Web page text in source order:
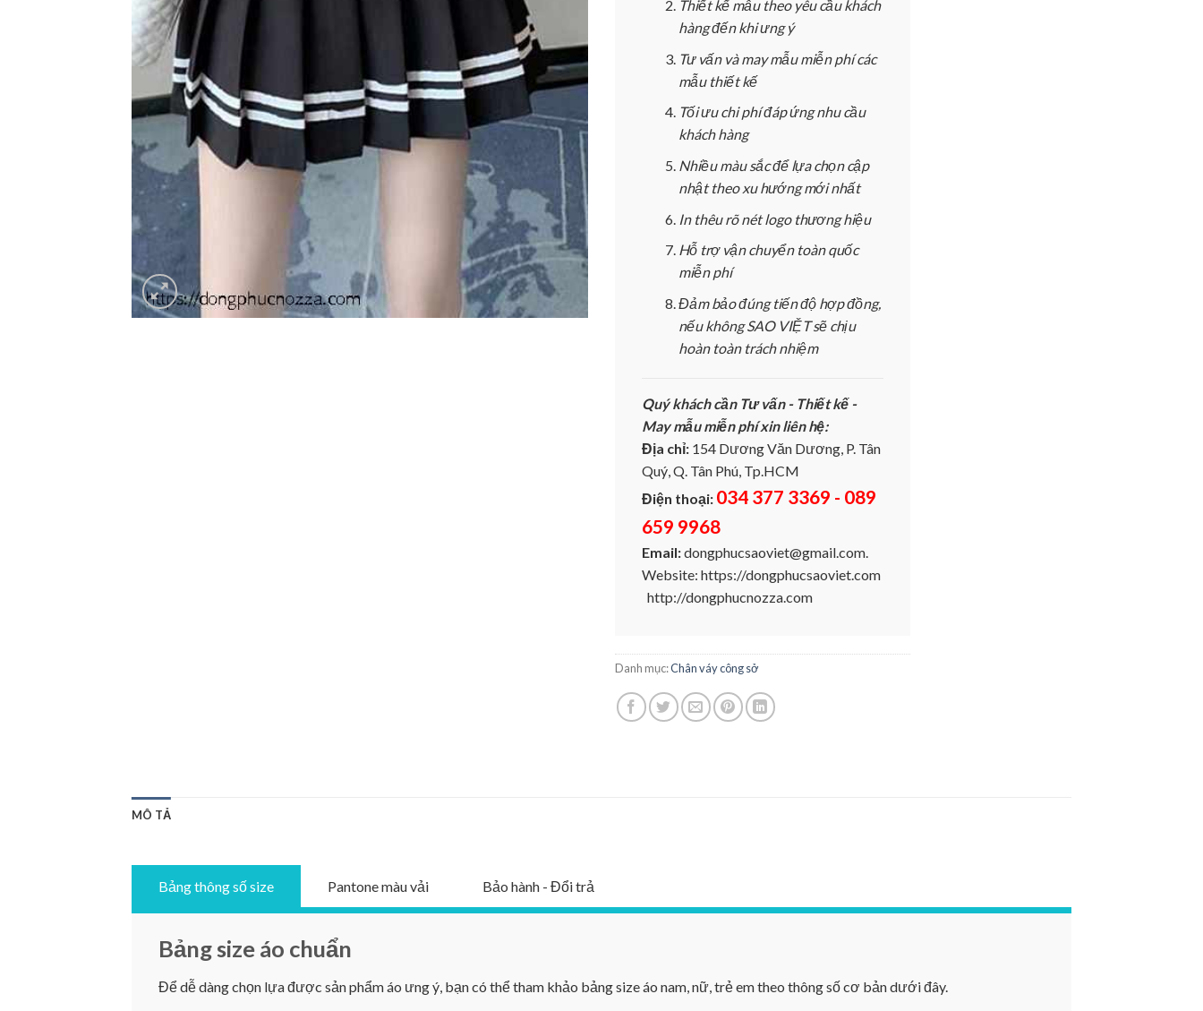
Thiết kế mẫu theo yêu cầu khách
hàng đến khi ưng ý
Tư vấn và may mẫu miễn phí các
mẫu thiết kế
Tối ưu chi phí đáp ứng nhu cầu
khách hàng
Nhiều màu sắc để lựa chọn cập
nhật theo xu hướng mới nhất
In thêu rõ nét logo thương hiệu
Hỗ trợ vận chuyển toàn quốc
miễn phí
Đảm bảo đúng tiến độ hợp đồng,
nếu không SAO VIỆT sẽ chịu
hoàn toàn trách nhiệm
Quý khách cần Tư vấn - Thiết kế -
May mẫu miễn phí xin liên hệ:
Địa chỉ: 154 Dương Văn Dương, P. Tân
Quý, Q. Tân Phú, Tp.HCM
Điện thoại: 034 377 3369 - 089
659 9968
Email:dongphucsaoviet@gmail.com.
Website: https://dongphucsaoviet.com
http://dongphucnozza.com
Danh mục:Chân váy công sở
MÔ TẢ
Bảng thông số size Pantone màu vải Bảo hành - Đổi trả
Bảng size áo chuẩn
Để dễ dàng chọn lựa được sản phẩm áo ưng ý, bạn có thể tham khảo bảng size áo nam, nữ, trẻ em theo thông số cơ bản dưới đây.